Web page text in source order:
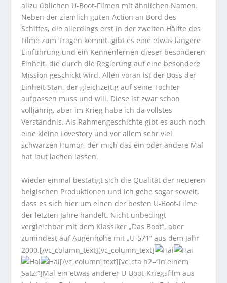
allzu üblichen U-Boot-Filmen mit ähnlichen Namen.
Neben der ziemlich guten Action an Bord des
Schiffes, die allerdings erst in der zweiten Hälfte des
Filme zum Tragen kommt, gibt es eine etwas längere
Einführung und ein Kennenlernen dieser besonderen
Einheit, die durch die Regierung auf eine besondere
Mission geschickt wird. Allen voran ist der Boss der
Einheit Stan, der gleichzeitig auf seine Tochter
aufpassen muss und will. Diese ist zwar schon
volljährig, aber im Krieg habe ich da vollstes
Verständnis. Als Rahmengeschichte gibt es auch noch
eine kleine Lovestory und vor allem sehr viel
schwarzen Humor, der mich das ein oder andere Mal
hat laut lachen lassen.
Wieder einmal bestätigt sich die Qualität der neueren
belgischen Produktionen und ich gehe sogar soweit,
dass es sich hier um einen der besten U-Boot-Filme
der letzten Jahre handelt. Nicht unbedingt
vergleichbar mit dem Klassiker „Das Boot“, aber
zumindest auf Augenhöhe mit „U-571“ aus dem Jahr
2000.[/vc_column_text][vc_column_text]
[/vc_column_text][vc_cta h2=“In einem
Satz:“]Mal ein etwas anderer U-Boot-Kriegsfilm aus